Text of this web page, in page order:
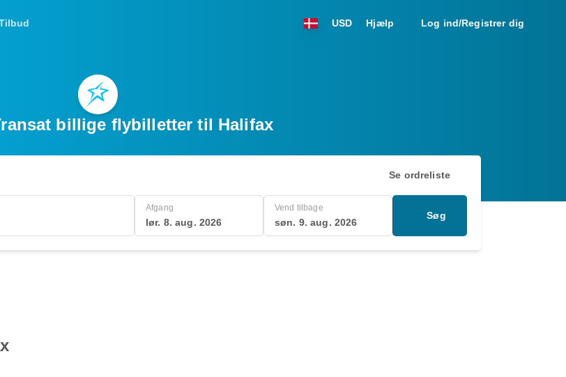
USD Hjælp Log ind/Registrer dig
billige flybilletter til Halifax
Se ordreliste
Afgang
lør. 8. aug. 2026
Vend tilbage
søn. 9. aug. 2026
Søg